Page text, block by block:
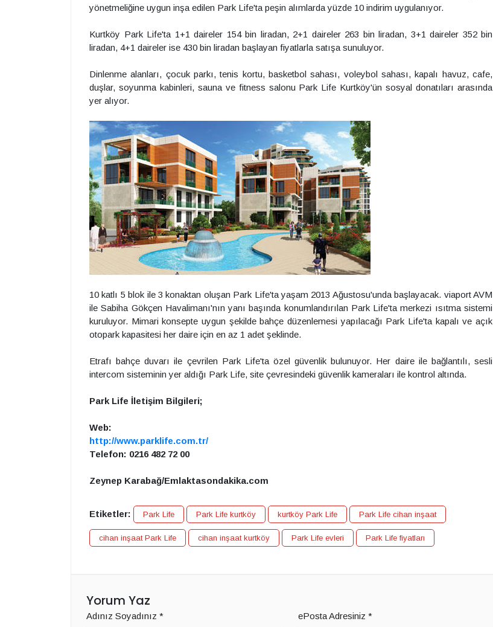
yönetmeliğine uygun inşa edilen Park Life'ta peşin alımlarda yüzde 10 indirim uygulanıyor.
Kurtköy Park Life'ta 1+1 daireler 154 bin liradan, 2+1 daireler 263 bin liradan, 3+1 daireler 352 bin
liradan, 4+1 daireler ise 430 bin liradan başlayan fiyatlarla satışa sunuluyor.
Dinlenme alanları, çocuk parkı, tenis kortu, basketbol sahası, voleybol sahası, kapalı havuz, cafe,
duşlar, soyunma kabinleri, sauna ve fitness salonu Park Life Kurtköy'ün sosyal donatıları arasında
yer alıyor.
10 katlı 5 blok ile 3 konaktan oluşan Park Life'ta yaşam 2013 Ağustosu'unda başlayacak. viaport AVM
ile Sabiha Gökçen Havalimanı'nın yanı başında konumlandırılan Park Life'ta merkezi ısıtma sistemi
kuruluyor. Mimari konsepte uygun şekilde bahçe düzenlemesi yapılacağı Park Life'ta kapalı ve açık
otopark kapasitesi her daire için en az 1 adet şeklinde.
Etrafı bahçe duvarı ile çevrilen Park Life'ta özel güvenlik bulunuyor. Her daire ile bağlantılı, sesli
intercom sisteminin yer aldığı Park Life, site çevresindeki güvenlik kameraları ile kontrol altında.
Park Life İletişim Bilgileri;
Web:
http://www.parklife.com.tr/
Telefon: 0216 482 72 00
Zeynep Karabağ/Emlaktasondakika.com
Etiketler: Park Life Park Life kurtköy kurtköy Park Life Park Life cihan inşaat
cihan inşaat Park Life cihan inşaat kurtköy Park Life evleri Park Life fiyatları
Yorum Yaz
Adınız Soyadınız * ePosta Adresiniz *